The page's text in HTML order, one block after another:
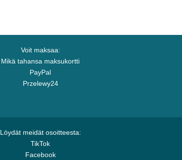
Voit maksaa:
Mikä tahansa maksukortti
PayPal
Przelewy24
Löydät meidät osoitteesta:
TikTok
Facebook